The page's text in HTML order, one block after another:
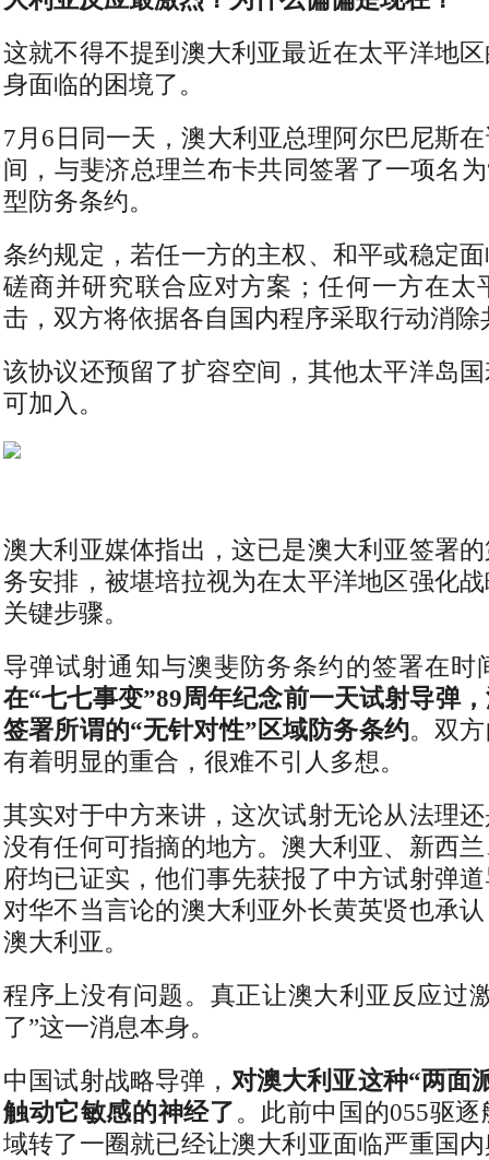
这就不得不提到澳大利亚最近在太平洋地
身面临的困境了。
7月6日同一天，澳大利亚总理阿尔巴尼斯
间，与斐济总理兰布卡共同签署了一项名
型防务条约。
条约规定，若任一方的主权、和平或稳定
磋商并研究联合应对方案；任何一方在太
击，双方将依据各自国内程序采取行动消除
该协议还预留了扩容空间，其他太平洋岛
可加入。
澳大利亚媒体指出，这已是澳大利亚签署
务安排，被堪培拉视为在太平洋地区强化
关键步骤。
导弹试射通知与澳斐防务条约的签署在时
在“七七事变”89周年纪念前一天试射导弹
签署所谓的“无针对性”区域防务条约。双
有着明显的重合，很难不引人多想。
其实对于中方来讲，这次试射无论从法理
没有任何可指摘的地方。澳大利亚、新西
府均已证实，他们事先获报了中方试射弹
对华不当言论的澳大利亚外长黄英贤也承
澳大利亚。
程序上没有问题。真正让澳大利亚反应过
了”这一消息本身。
中国试射战略导弹， 对澳大利亚这种“两面
触动它敏感的神经了。此前中国的055驱
域转了一圈就已经让澳大利亚面临严重国